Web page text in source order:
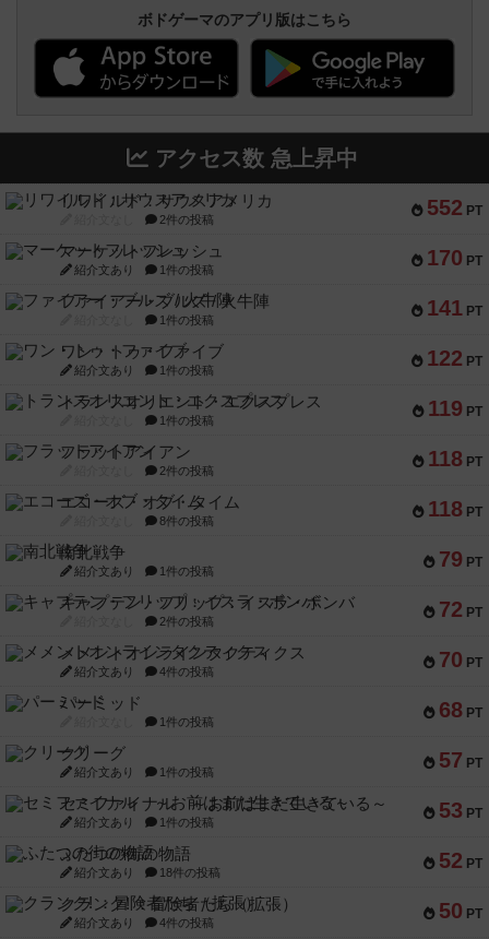
ボドゲーマのアプリ版はこちら
アクセス数 急上昇中
552 PT
リワイルド：サウスアメリカ
2件の投稿
170 PT
マーケットフレッシュ
紹介文あり 1件の投稿
141 PT
ファイアー・ブルズ / 火牛陣
1件の投稿
122 PT
ワン・トゥ・ファイブ
紹介文あり 1件の投稿
119 PT
トランスオリエント・エクスプレス
1件の投稿
118 PT
フラットアイアン
2件の投稿
118 PT
エコーズ・オブ・タイム
8件の投稿
79 PT
南北戦争
紹介文あり 1件の投稿
72 PT
キャプテン・フリップ：イスラ・ボンバ
2件の投稿
70 PT
メメントオンラインタクティクス
紹介文あり 4件の投稿
68 PT
パーミッド
1件の投稿
57 PT
クリーグ
紹介文あり 1件の投稿
53 PT
セミファイナル ～お前はまだ生きている～
紹介文あり 1件の投稿
52 PT
ふたつの街の物語
紹介文あり 18件の投稿
50 PT
クランク! ：冒険者たち（拡張）
紹介文あり 4件の投稿